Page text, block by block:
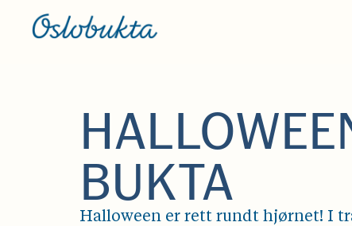
BUKTA
Halloween er rett rundt hjørnet! I